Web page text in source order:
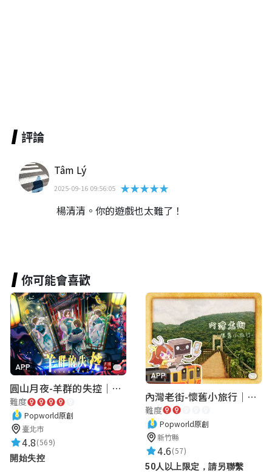
評論
Tâm Lý
2025-09-16 09:56:05 ★★★★★
楊清清。你的遊戲也太難了！
你可能會喜歡
APP
圓山月夜-羊群的失控｜圓山飯店 ARG實境解謎遊戲
難度
Popworld原創
臺北市
4.8(569)
開始失控
APP
內灣老街-懷舊小旅行｜新竹老街城市解謎
難度
Popworld原創
新竹縣
4.6(57)
50人以上限定，請另聯繫